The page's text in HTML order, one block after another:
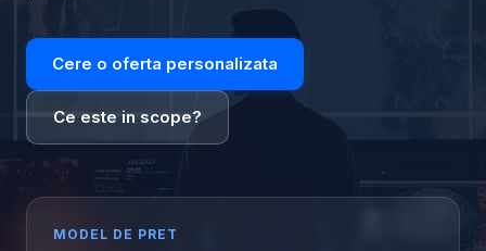
Cere o oferta personalizata
Ce este in scope?
MODEL DE PRET